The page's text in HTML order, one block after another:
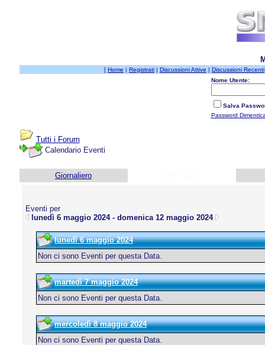
[ Home | Registrati | Discussioni Attive | Discussioni Recenti
Nome Utente:
Salva
Password
Tutti i Forum
Calendario Eventi
Giornaliero
Eventi per
lunedì 6 maggio 2024 - domenica 12 maggio 2024
lunedì 6 maggio 2024
Non ci sono Eventi per questa Data.
martedì 7 maggio 2024
Non ci sono Eventi per questa Data.
mercoledì 8 maggio 2024
Non ci sono Eventi per questa Data.